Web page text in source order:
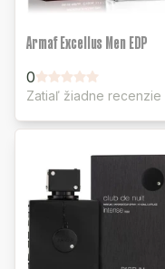
Armaf Excellus Men EDP
0
Zatiaľ žiadne recenzie